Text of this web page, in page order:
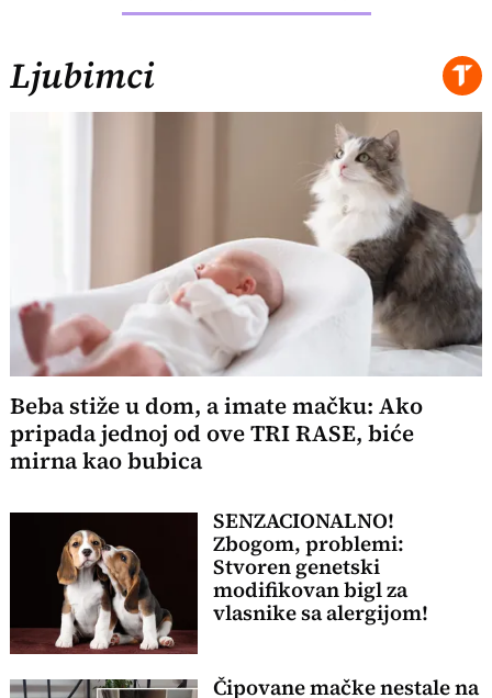
Ljubimci
Beba stiže u dom, a imate mačku: Ako
pripada jednoj od ove TRI RASE, biće
mirna kao bubica
SENZACIONALNO!
Zbogom, problemi:
Stvoren genetski
modifikovan bigl za
vlasnike sa alergijom!
Čipovane mačke nestale na